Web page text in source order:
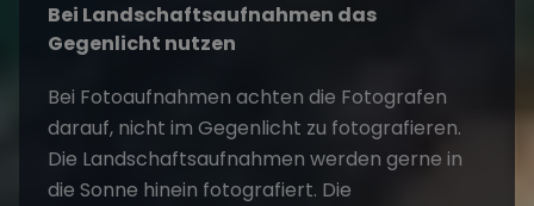
Bei Landschaftsaufnahmen das
Gegenlicht nutzen
Bei Fotoaufnahmen achten die Fotografen
darauf, nicht im Gegenlicht zu fotografieren.
Die Landschaftsaufnahmen werden gerne in
die Sonne hinein fotografiert. Die